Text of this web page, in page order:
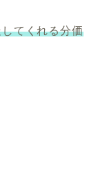
てくれる分価